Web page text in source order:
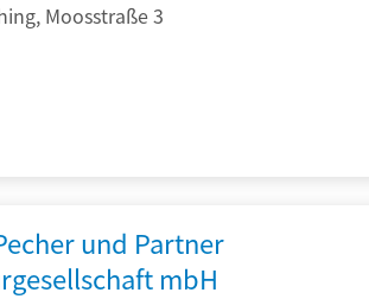
Moosstraße 3
und Partner
mbH